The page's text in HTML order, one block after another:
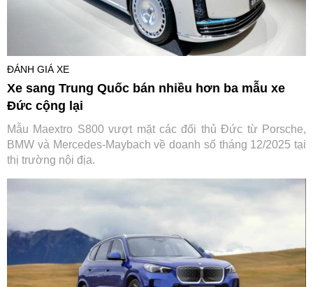
ĐÁNH GIÁ XE
Xe sang Trung Quốc bán nhiều hơn ba mẫu xe
Đức cộng lại
Mẫu Maextro S800 vượt mặt các đối thủ Đức từ Porsche,
BMW và Mercedes-Maybach về doanh số tháng 12/2025 tại
thị trường nội địa.